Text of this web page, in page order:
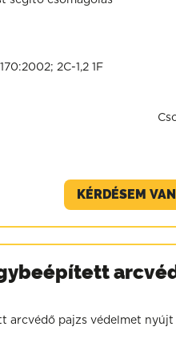
2C-1,2 1F
KÉRDÉSEM
arcvédő pajzs védelmet